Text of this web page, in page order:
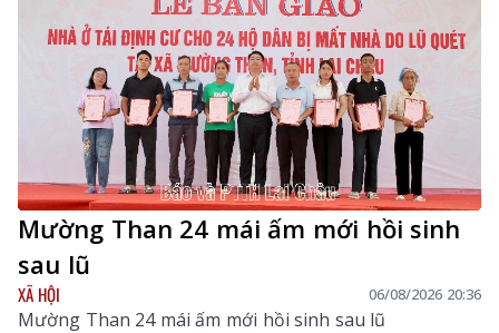
Mường Than 24 mái ấm mới hồi sinh
sau lũ
XÃ HỘI 06/08/2026 20:36
Mường Than 24 mái ấm mới hồi sinh sau lũ